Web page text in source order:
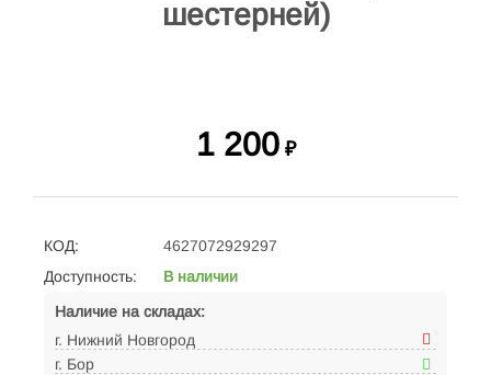
шестерней)
1 200 ₽
КОД:
4627072929297
Доступность:
В наличии
Наличие на складах:
г. Нижний Новгород
г. Бор